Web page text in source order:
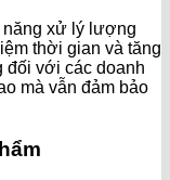
năng xử lý lượng
thời gian và tăng
đối với các doanh
mà vẫn đảm bảo